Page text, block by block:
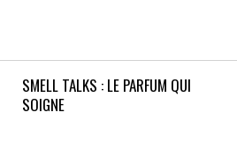
SMELL TALKS : LE PARFUM QUI
SOIGNE